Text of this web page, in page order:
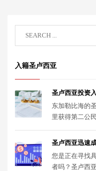
入籍圣卢西亚
圣卢西亚投资
东加勒比海的
里获得第二公
圣卢西亚迅速
您是正在寻找
者吗？圣卢西